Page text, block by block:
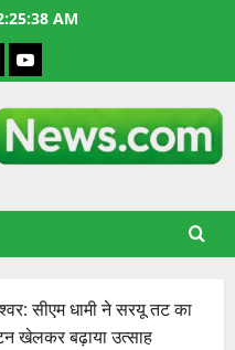
AM
YouTube
सीएम धामी ने सरयू तट का
खेलकर बढ़ाया उत्साह